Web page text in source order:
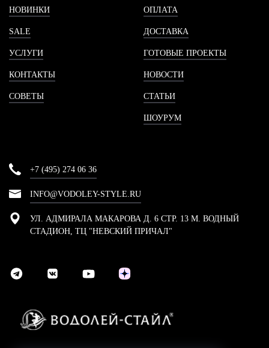
НОВИНКИ
SALE
УСЛУГИ
КОНТАКТЫ
СОВЕТЫ
ОПЛАТА
ДОСТАВКА
ГОТОВЫЕ ПРОЕКТЫ
НОВОСТИ
СТАТЬИ
ШОУРУМ
+7 (495) 274 06 36
INFO@VODOLEY-STYLE.RU
УЛ. АДМИРАЛА МАКАРОВА Д. 6 СТР. 13 М. ВОДНЫЙ
СТАДИОН, ТЦ "НЕВСКИЙ ПРИЧАЛ"